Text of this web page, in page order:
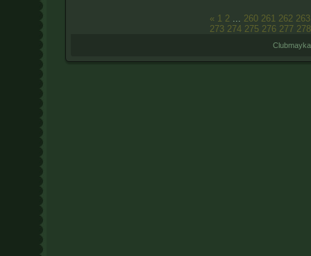
« 1 2 ... 260 261 262 263
273 274 275 276 277 278